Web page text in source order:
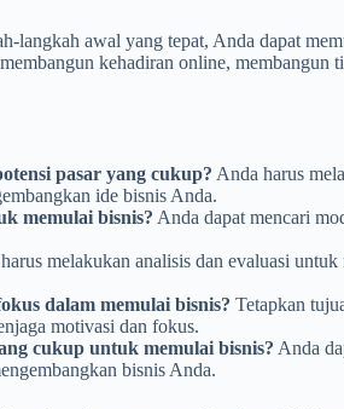
langkah awal yang tepat, Anda dapat
kehadiran online,
pasar yang cukup? Anda harus
ide bisnis Anda.
memulai bisnis? Anda dapat mencari
melakukan analisis dan evaluasi
dalam memulai bisnis? Tetapkan
motivasi dan fokus.
cukup untuk memulai bisnis? Anda
bisnis Anda.